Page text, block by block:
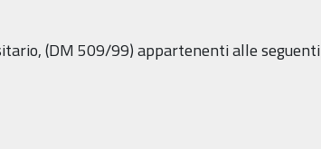
(DM 509/99) appartenenti alle seguenti